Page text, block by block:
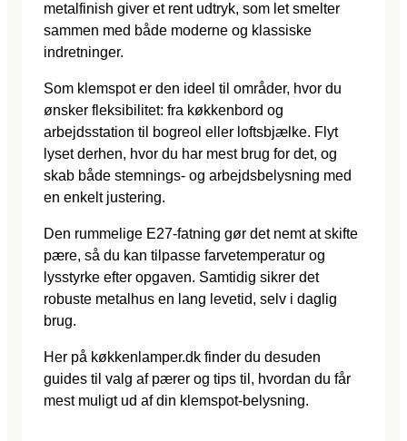
metalfinish giver et rent udtryk, som let smelter
sammen med både moderne og klassiske
indretninger.
Som klemspot er den ideel til områder, hvor du
ønsker fleksibilitet: fra køkkenbord og
arbejdsstation til bogreol eller loftsbjælke. Flyt
lyset derhen, hvor du har mest brug for det, og
skab både stemnings- og arbejdsbelysning med
en enkelt justering.
Den rummelige E27-fatning gør det nemt at skifte
pære, så du kan tilpasse farvetemperatur og
lysstyrke efter opgaven. Samtidig sikrer det
robuste metalhus en lang levetid, selv i daglig
brug.
Her på køkkenlamper.dk finder du desuden
guides til valg af pærer og tips til, hvordan du får
mest muligt ud af din klemspot-belysning.